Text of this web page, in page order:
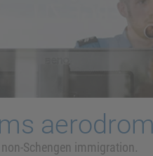
Schengen immigration.